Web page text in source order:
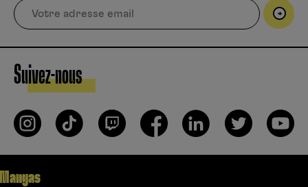
Suivez-nous
Mangas